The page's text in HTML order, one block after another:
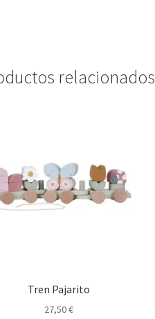
relacionados
Tren Pajarito
27,50€